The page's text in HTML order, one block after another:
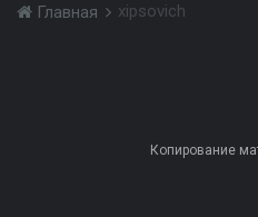
Главная xipsovich
Копирование